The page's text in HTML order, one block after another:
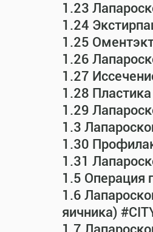
1.23
1.24
1.25
1.26
1.27
1.28
1.29
1.3
1.30
1.31
1.5 Операция
1.6
яичника)